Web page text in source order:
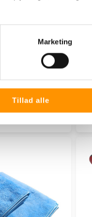
Marketing
Tillad alle
114525052
stk.ex. moms
Læg i kurv